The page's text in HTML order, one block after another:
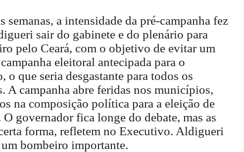
semanas, a intensidade da pré-campanha fez
sair do gabinete e do plenário para
pelo Ceará, com o objetivo de evitar um
eleitoral antecipada para o
o que seria desgastante para todos os
A campanha abre feridas nos municípios,
na composição política para a eleição de
O governador fica longe do debate, mas as
forma, refletem no Executivo. Aldigueri
um bombeiro importante.